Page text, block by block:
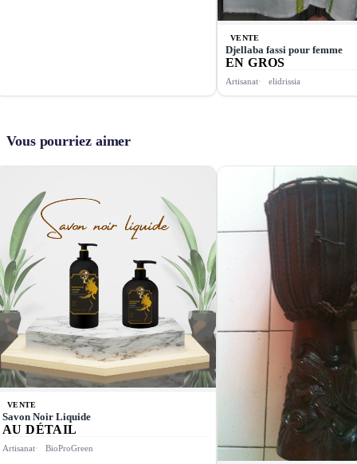
VENTE
Djellaba fassi pour femme
EN GROS
Artisanat elidrissia
Vous pourriez aimer
VENTE
Savon Noir Liquide
AU DÉTAIL
Artisanat BioProGreen